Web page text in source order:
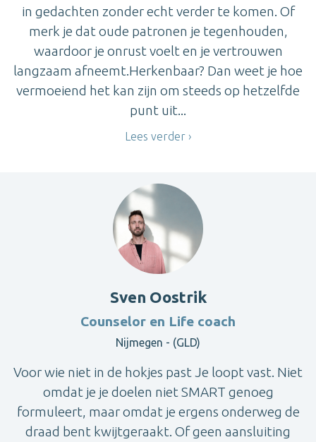
in gedachten zonder echt verder te komen. Of
merk je dat oude patronen je tegenhouden,
waardoor je onrust voelt en je vertrouwen
langzaam afneemt.Herkenbaar? Dan weet je hoe
vermoeiend het kan zijn om steeds op hetzelfde
punt uit...
Lees verder
Sven Oostrik
Counselor en Life coach
Nijmegen - (GLD)
Voor wie niet in de hokjes past Je loopt vast. Niet
omdat je je doelen niet SMART genoeg
formuleert, maar omdat je ergens onderweg de
draad bent kwijtgeraakt. Of geen aansluiting